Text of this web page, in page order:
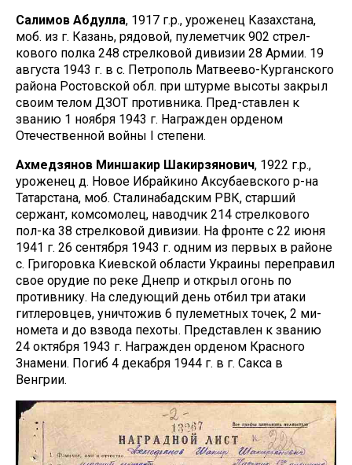
Салимов Абдулла, 1917 г.р., уроженец Казахстана,
моб. из г. Казань, рядовой, пулеметчик 902 стрел-
кового полка 248 стрелковой дивизии 28 Армии. 19
августа 1943 г. в с. Петрополь Матвеево-Курганского
района Ростовской обл. при штурме высоты закрыл
своим телом ДЗОТ противника. Пред-ставлен к
званию 1 ноября 1943 г. Награжден орденом
Отечественной войны I степени.
Ахмедзянов Миншакир Шакирзянович, 1922 г.р.,
уроженец д. Новое Ибрайкино Аксубаевского р-на
Татарстана, моб. Сталинабадским РВК, старший
сержант, комсомолец, наводчик 214 стрелкового
пол-ка 38 стрелковой дивизии. На фронте с 22 июня
1941 г. 26 сентября 1943 г. одним из первых в районе
с. Григоровка Киевской области Украины переправил
свое орудие по реке Днепр и открыл огонь по
противнику. На следующий день отбил три атаки
гитлеровцев, уничтожив 6 пулеметных точек, 2 ми-
номета и до взвода пехоты. Представлен к званию
24 октября 1943 г. Награжден орденом Красного
Знамени. Погиб 4 декабря 1944 г. в г. Сакса в
Венгрии.